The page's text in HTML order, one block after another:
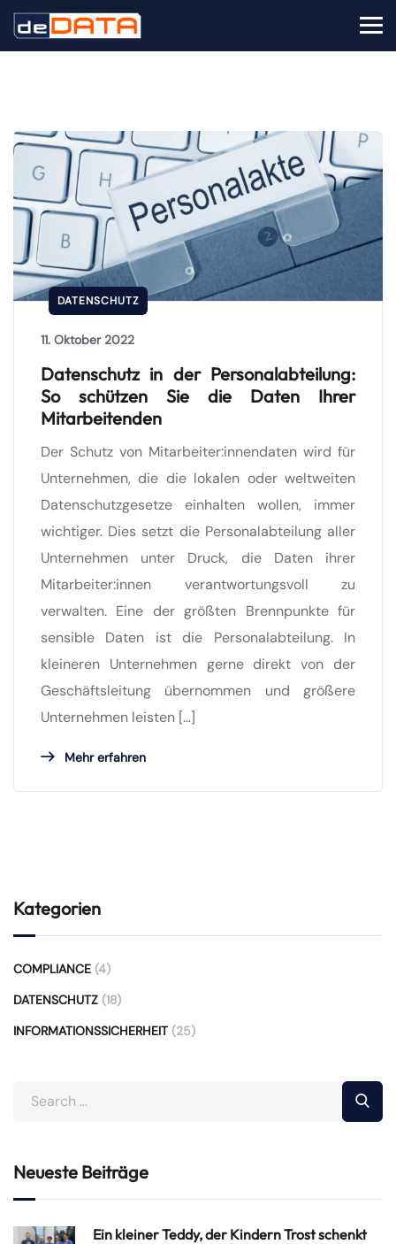
DATENSCHUTZ
11. Oktober 2022
Datenschutz in der Personalabteilung:
So schützen Sie die Daten Ihrer
Mitarbeitenden
Der Schutz von Mitarbeiter:innendaten wird für
Unternehmen, die die lokalen oder weltweiten
Datenschutzgesetze einhalten wollen, immer
wichtiger. Dies setzt die Personalabteilung aller
Unternehmen unter Druck, die Daten ihrer
Mitarbeiter:innen verantwortungsvoll zu
verwalten. Eine der größten Brennpunkte für
sensible Daten ist die Personalabteilung. In
kleineren Unternehmen gerne direkt von der
Geschäftsleitung übernommen und größere
Unternehmen leisten […]
Mehr erfahren
Kategorien
COMPLIANCE (4)
DATENSCHUTZ (18)
INFORMATIONSSICHERHEIT (25)
Neueste Beiträge
Ein kleiner Teddy, der Kindern Trost schenkt